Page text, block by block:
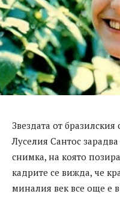
Звездата от
Луселия Сантос
снимка, на която
кадрите се вижда, че
миналия век все още е